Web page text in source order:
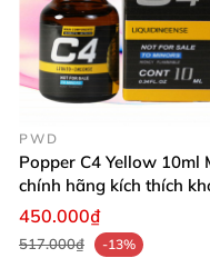
PWD
Popper C4 Yellow 10ml
chính hãng kích thích
cảm
450.000₫
517.000₫
-13%